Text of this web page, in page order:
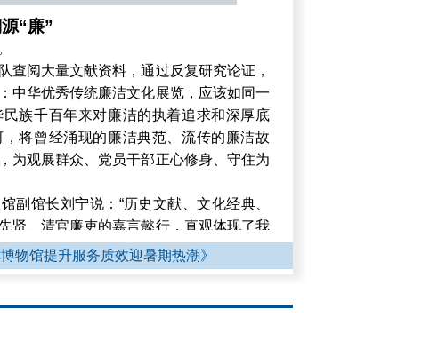
“廉”
查阅大量文献资料，通过反复研究论证，
中华优秀传统廉洁文化展览，应该如同一
族千百年来对廉洁的执着追求和深厚底
将曾经涌现的廉洁典范、流传的廉洁故
为观展群众、党员干部正心修身、守住为
副馆长刘宁说：“历史文献、文化经典、
贤、清官廉吏的嘉言懿行，直观体现了我
秀传统文化的重要组成部分。我们通过研
华优秀传统廉洁文化的历史渊源、发展脉
字”的方式，图文并茂展示了“廉”字的组
物馆提升服务质效迎暑期热潮》